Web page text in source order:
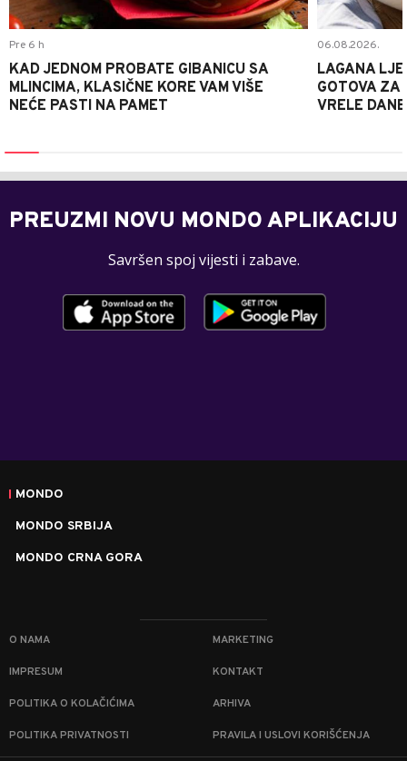
Pre 6 h
KAD JEDNOM PROBATE GIBANICU SA
MLINCIMA, KLASIČNE KORE VAM VIŠE
NEĆE PASTI NA PAMET
06.08.2026.
LAGANA
GOTOVA ZA
VRELE DANE
PREUZMI NOVU MONDO APLIKACIJU
Savršen spoj vijesti i zabave.
MONDO
MONDO SRBIJA
MONDO CRNA GORA
O NAMA MARKETING
IMPRESUM KONTAKT
POLITIKA O KOLAČIĆIMA ARHIVA
POLITIKA PRIVATNOSTI PRAVILA I USLOVI KORIŠĆENJA